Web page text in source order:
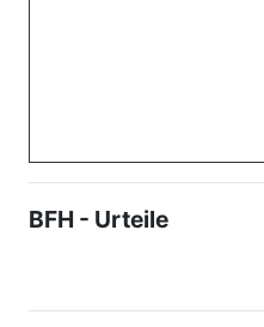
BFH - Urteile